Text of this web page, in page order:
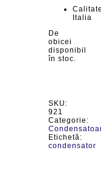
Italia
De
obicei
disponibil
în stoc.
SKU:
921
Categorie:
Etichetă:
condensator